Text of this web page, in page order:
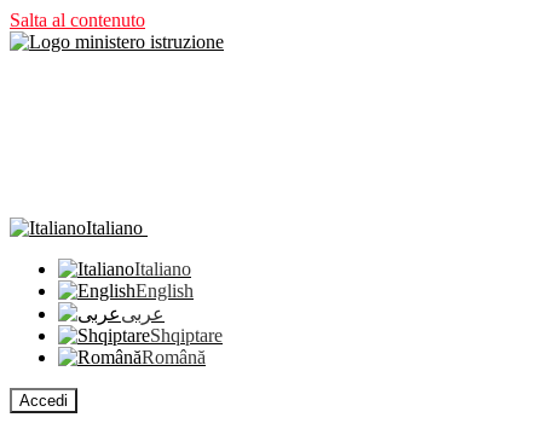
Salta al contenuto
Italiano
Italiano
English
عربى
Shqiptare
Română
Accedi